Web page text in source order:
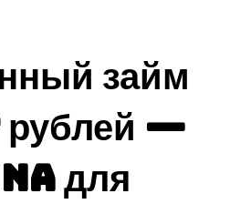
займ
—
для